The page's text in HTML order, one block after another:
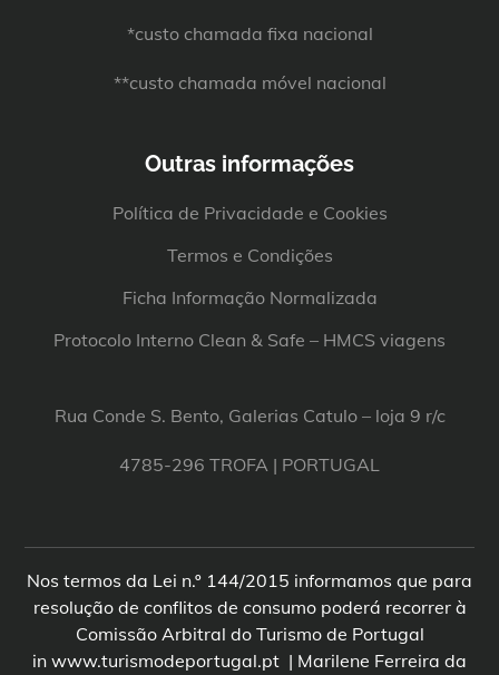
*custo chamada fixa nacional
**custo chamada móvel nacional
Outras informações
Política de Privacidade e Cookies
Termos e Condições
Ficha Informação Normalizada
Protocolo Interno Clean & Safe – HMCS viagens
Rua Conde S. Bento, Galerias Catulo – loja 9 r/c
4785-296 TROFA | PORTUGAL
Nos termos da Lei n.º 144/2015 informamos que para
resolução de conflitos de consumo poderá recorrer à
Comissão Arbitral do Turismo de Portugal
in www.turismodeportugal.pt | Marilene Ferreira da